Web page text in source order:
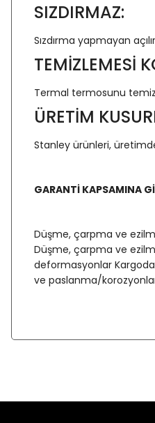
SIZDIRMAZ:
Sızdırma yapmayan
TEMİZLEMESİ
Termal termosunu
ÜRETİM
Stanley ürünleri,
GARANTİ KAPSAMINA
Düşme, çarpma ve
Düşme, çarpma ve
deformasyonlar
ve paslanma/